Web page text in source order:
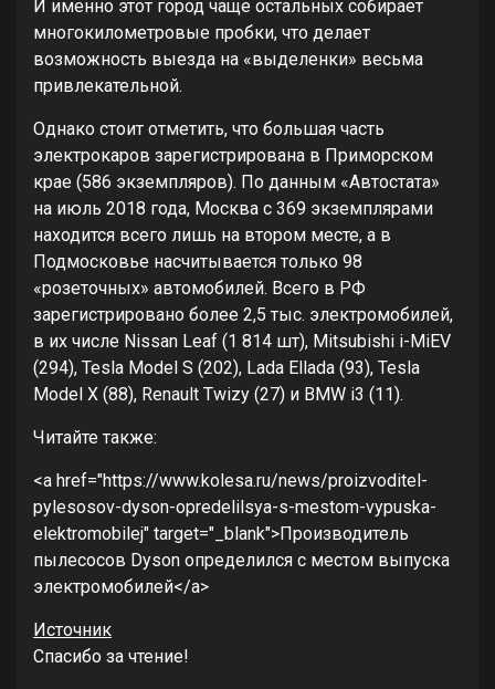
И именно этот город чаще остальных собирает
многокилометровые пробки, что делает
возможность выезда на «выделенки» весьма
привлекательной.
Однако стоит отметить, что большая часть
электрокаров зарегистрирована в Приморском
крае (586 экземпляров). По данным «Автостата»
на июль 2018 года, Москва с 369 экземплярами
находится всего лишь на втором месте, а в
Подмосковье насчитывается только 98
«розеточных» автомобилей. Всего в РФ
зарегистрировано более 2,5 тыс. электромобилей,
в их числе Nissan Leaf (1 814 шт), Mitsubishi i-MiEV
(294), Tesla Model S (202), Lada Ellada (93), Tesla
Model X (88), Renault Twizy (27) и BMW i3 (11).
Читайте также:
<a href="https://www.kolesa.ru/news/proizvoditel-
pylesosov-dyson-opredelilsya-s-mestom-vypuska-
elektromobilej" target="_blank">Производитель
пылесосов Dyson определился с местом выпуска
электромобилей</a>
Источник
Спасибо за чтение!